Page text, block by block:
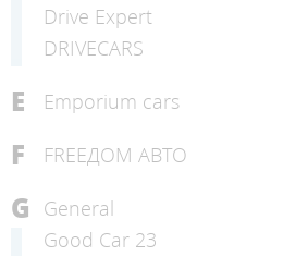
Drive Expert
DRIVECARS
E Emporium cars
F FREEДОМ АВТО
G
General
Good Car 23